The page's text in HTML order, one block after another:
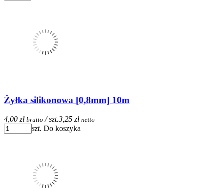
Żyłka silikonowa [0,8mm] 10m
4,00 zł brutto / szt.3,25 zł netto
szt. Do koszyka